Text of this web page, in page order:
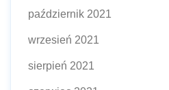
październik 2021
wrzesień 2021
sierpień 2021